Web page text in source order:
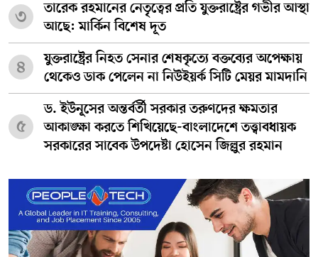
৩
তারেক রহমানের নেতৃত্বের প্রতি যুক্তরাষ্ট্রের গভীর আস্থা
আছে: মার্কিন বিশেষ দূত
৪
যুক্তরাষ্ট্রের নিহত সেনার শেষকৃত্যে বক্তব্যের অপেক্ষায়
থেকেও ডাক পেলেন না নিউইয়র্ক সিটি মেয়র মামদানি
৫
ড. ইউনূসের অন্তর্বর্তী সরকার তরুণদের ক্ষমতার
আকাঙ্ক্ষা করতে শিখিয়েছে-বাংলাদেশে তত্ত্বাবধায়ক
সরকারের সাবেক উপদেষ্টা হোসেন জিল্লুর রহমান